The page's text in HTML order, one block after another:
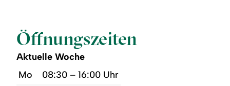
Öffnungszeiten
Aktuelle Woche
Mo
08:30 – 16:00 Uhr